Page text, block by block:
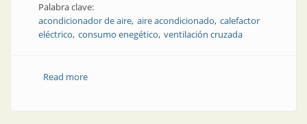
Palabra clave:
acondicionador de aire aire acondicionado calefactor
eléctrico consumo enegético ventilación cruzada
Read moreabout Calefacción eléctrica: milagros y supersticiones